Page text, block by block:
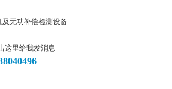
及无功补偿检测设备